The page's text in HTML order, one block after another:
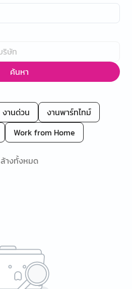
ค้นหา
งานด่วน
งานพาร์ทไทม์
Work from Home
ล้างทั้งหมด